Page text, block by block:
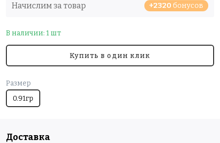
Начислим за товар +2320 бонусов
В наличии: 1 шт
Купить в один клик
Размер
0.91гр
Доставка